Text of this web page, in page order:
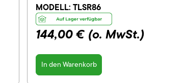
MODELL: TLSR86
144,00 € (o. MwSt.)
In den Warenkorb